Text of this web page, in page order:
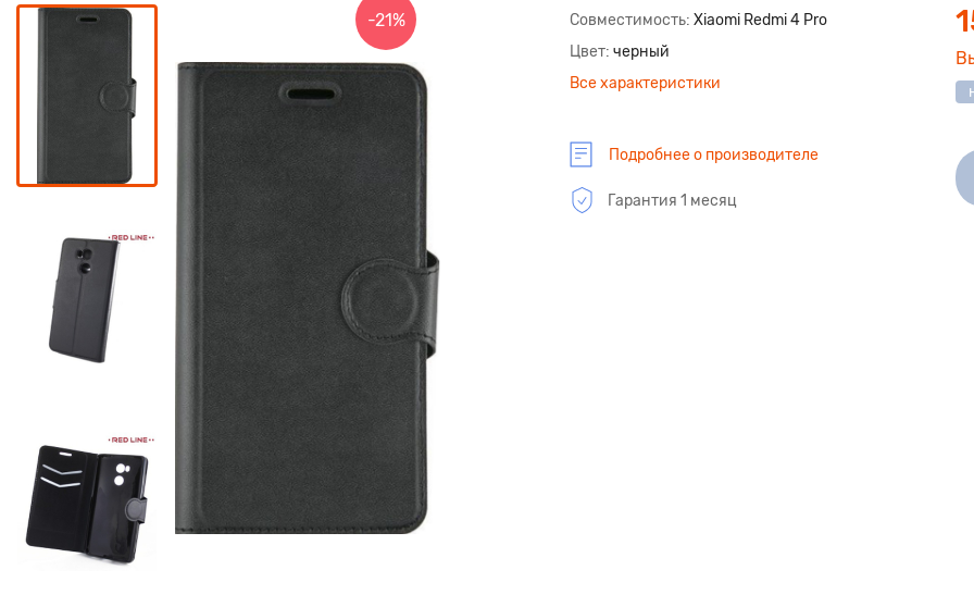
-21% Совместимость Xiaomi Redmi 4 Pro
Цвет черный
Все характеристики
Подробнее о производителе
Гарантия 1 месяц